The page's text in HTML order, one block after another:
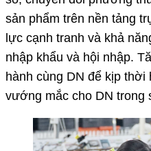
sản phẩm trên nền tảng
lực cạnh tranh và khả
nhập khẩu và hội nhập.
hành cùng DN để kịp
vướng mắc cho DN trong